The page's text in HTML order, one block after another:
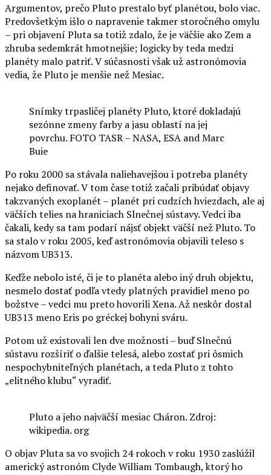
Argumentov, prečo Pluto prestalo byť planétou, bolo viac.
Predovšetkým išlo o napravenie takmer storočného omylu
– pri objavení Pluta sa totiž zdalo, že je väčšie ako Zem a
zhruba sedemkrát hmotnejšie; logicky by teda medzi
planéty malo patriť. V súčasnosti však už astronómovia
vedia, že Pluto je menšie než Mesiac.
Snímky trpasličej planéty Pluto, ktoré dokladajú
sezónne zmeny farby a jasu oblastí na jej
povrchu. FOTO TASR – NASA, ESA and Marc
Buie
Po roku 2000 sa stávala naliehavejšou i potreba planéty
nejako definovať. V tom čase totiž začali pribúdať objavy
takzvaných exoplanét – planét pri cudzích hviezdach, ale aj
väčších telies na hraniciach Slnečnej sústavy. Vedci iba
čakali, kedy sa tam podarí nájsť objekt väčší než Pluto. To
sa stalo v roku 2005, keď astronómovia objavili teleso s
názvom UB313.
Keďže nebolo isté, či je to planéta alebo iný druh objektu,
nesmelo dostať podľa vtedy platných pravidiel meno po
božstve – vedci mu preto hovorili Xena. Až neskôr dostal
UB313 meno Eris po gréckej bohyni sváru.
Potom už existovali len dve možnosti – buď Slnečnú
sústavu rozšíriť o ďalšie telesá, alebo zostať pri ôsmich
nespochybniteľných planétach, a teda Pluto z tohto
„elitného klubu“ vyradiť.
Pluto a jeho najväčší mesiac Cháron. Zdroj:
wikipedia. org
O objav Pluta sa vo svojich 24 rokoch v roku 1930 zaslúžil
americký astronóm Clyde William Tombaugh, ktorý ho